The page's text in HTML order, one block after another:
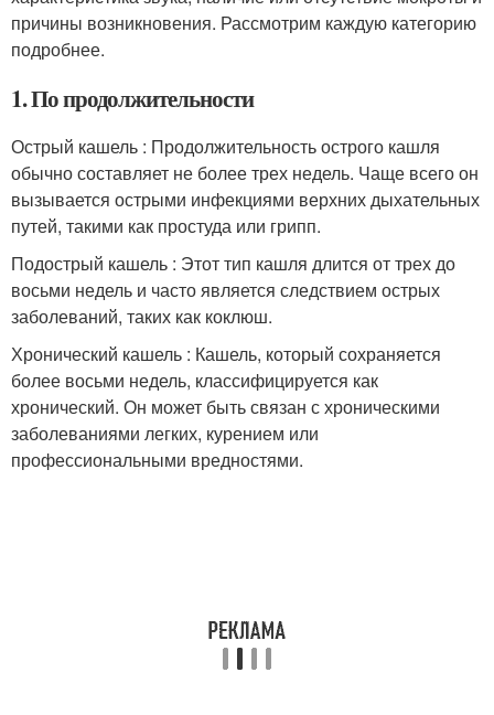
причины возникновения. Рассмотрим каждую категорию
подробнее.
1. По продолжительности
Острый кашель : Продолжительность острого кашля
обычно составляет не более трех недель. Чаще всего он
вызывается острыми инфекциями верхних дыхательных
путей, такими как простуда или грипп.
Подострый кашель : Этот тип кашля длится от трех до
восьми недель и часто является следствием острых
заболеваний, таких как коклюш.
Хронический кашель : Кашель, который сохраняется
более восьми недель, классифицируется как
хронический. Он может быть связан с хроническими
заболеваниями легких, курением или
профессиональными вредностями.